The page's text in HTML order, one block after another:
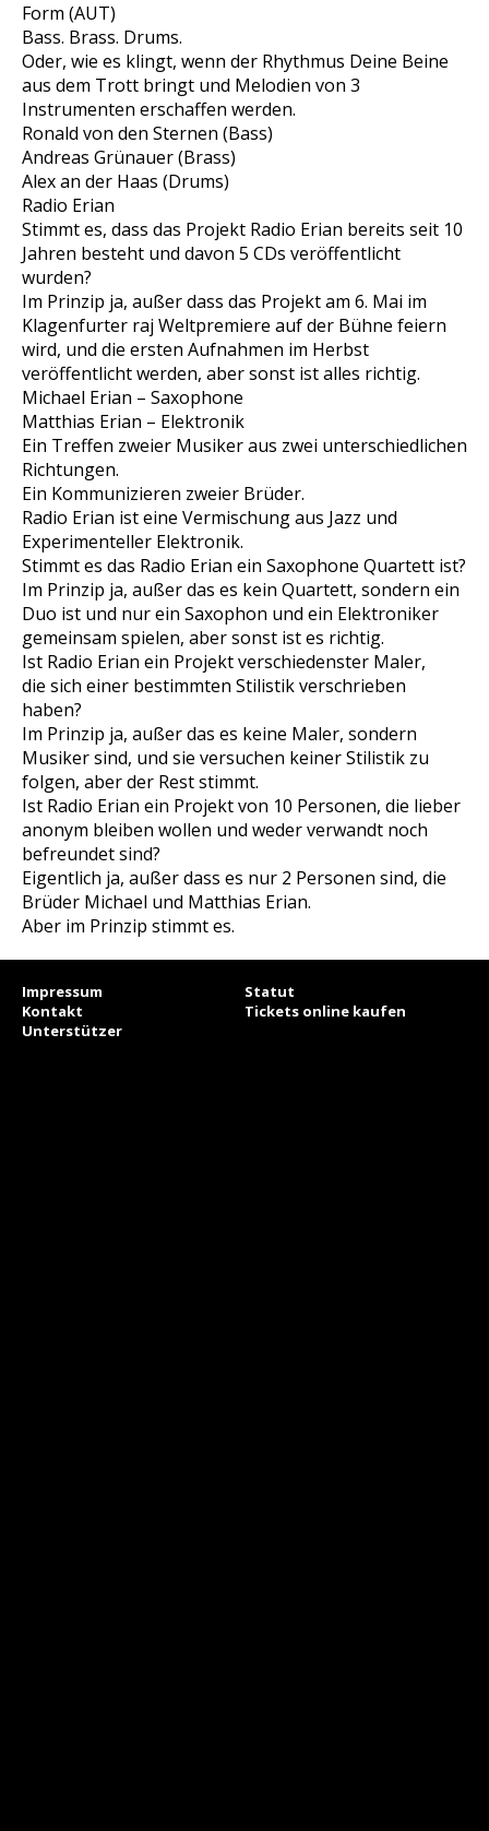
Form (AUT)
Bass. Brass. Drums.
Oder, wie es klingt, wenn der Rhythmus Deine Beine
aus dem Trott bringt und Melodien von 3
Instrumenten erschaffen werden.
Ronald von den Sternen (Bass)
Andreas Grünauer (Brass)
Alex an der Haas (Drums)
Radio Erian
Stimmt es, dass das Projekt Radio Erian bereits seit 10
Jahren besteht und davon 5 CDs veröffentlicht
wurden?
Im Prinzip ja, außer dass das Projekt am 6. Mai im
Klagenfurter raj Weltpremiere auf der Bühne feiern
wird, und die ersten Aufnahmen im Herbst
veröffentlicht werden, aber sonst ist alles richtig.
Michael Erian – Saxophone
Matthias Erian – Elektronik
Ein Treffen zweier Musiker aus zwei unterschiedlichen
Richtungen.
Ein Kommunizieren zweier Brüder.
Radio Erian ist eine Vermischung aus Jazz und
Experimenteller Elektronik.
Stimmt es das Radio Erian ein Saxophone Quartett ist?
Im Prinzip ja, außer das es kein Quartett, sondern ein
Duo ist und nur ein Saxophon und ein Elektroniker
gemeinsam spielen, aber sonst ist es richtig.
Ist Radio Erian ein Projekt verschiedenster Maler,
die sich einer bestimmten Stilistik verschrieben
haben?
Im Prinzip ja, außer das es keine Maler, sondern
Musiker sind, und sie versuchen keiner Stilistik zu
folgen, aber der Rest stimmt.
Ist Radio Erian ein Projekt von 10 Personen, die lieber
anonym bleiben wollen und weder verwandt noch
befreundet sind?
Eigentlich ja, außer dass es nur 2 Personen sind, die
Brüder Michael und Matthias Erian.
Aber im Prinzip stimmt es.
Impressum
Statut
Kontakt
Tickets online kaufen
Unterstützer